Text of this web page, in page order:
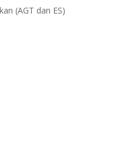
(AGT dan ES)